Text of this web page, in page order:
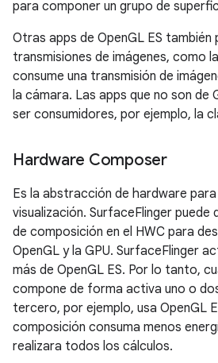
para componer un grupo de
Otras apps de OpenGL ES también
transmisiones de imágenes, como
consume una transmisión de
la cámara. Las apps que no son de
ser consumidores, por ejemplo, la
Hardware Composer
Es la abstracción de hardware
visualización. SurfaceFlinger
de composición en el HWC para
OpenGL y la GPU. SurfaceFlinger
más de OpenGL ES. Por lo tanto,
compone de forma activa uno o
tercero, por ejemplo, usa OpenGL
composición consuma menos
realizara todos los cálculos.